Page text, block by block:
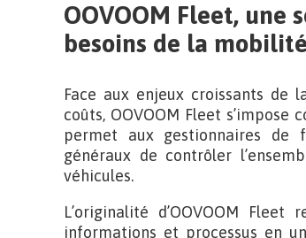
OOVOOM Fleet, une
besoins de la mobilité
Face aux enjeux croissants de
coûts, OOVOOM Fleet s’impose
permet aux gestionnaires de
généraux de contrôler
véhicules.
L’originalité d’OOVOOM
informations et processus en